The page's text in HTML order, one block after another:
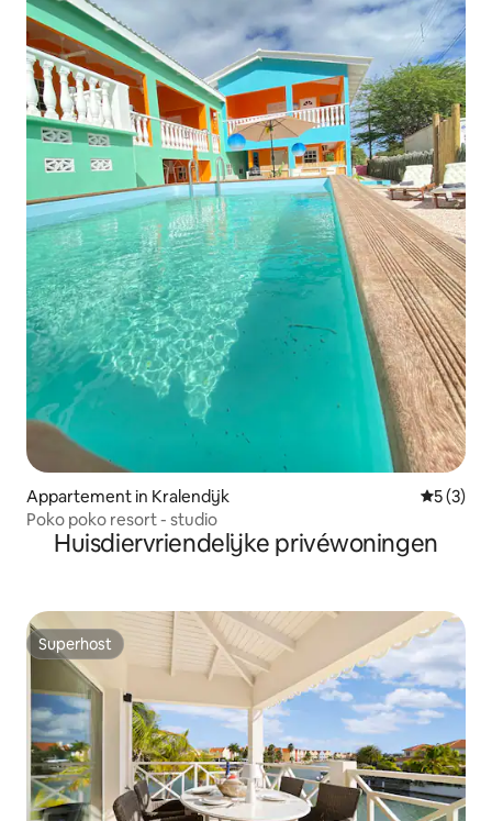
Appartement in Kralendijk
5 (3)
Poko poko resort - studio
Huisdiervriendelijke privéwoningen
Superhost
Superhost